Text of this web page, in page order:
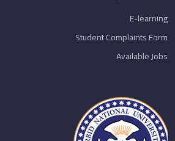
E-learning
Student Complaints Form
Available Jobs